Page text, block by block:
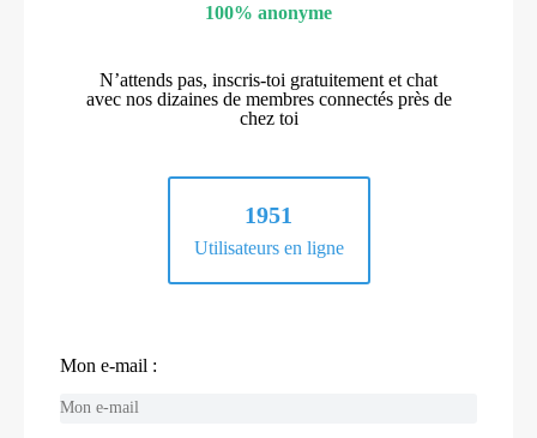
100% anonyme
N’attends pas, inscris-toi gratuitement et chat
avec nos dizaines de membres connectés près de
chez toi
1951
Utilisateurs en ligne
Mon e-mail :